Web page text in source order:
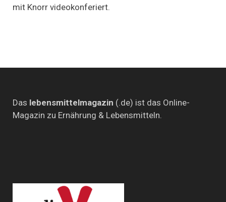
mit Knorr videokonferiert.
Das lebensmittelmagazin (.de) ist das Online-
Magazin zu Ernährung & Lebensmitteln.